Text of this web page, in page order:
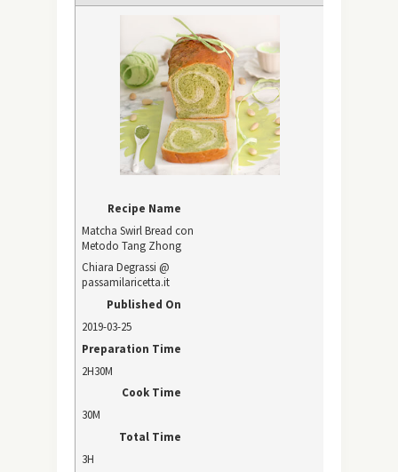
Recipe Name
Matcha Swirl Bread con
Metodo Tang Zhong
Chiara Degrassi @
passamilaricetta.it
Published On
2019-03-25
Preparation Time
2H30M
Cook Time
30M
Total Time
3H